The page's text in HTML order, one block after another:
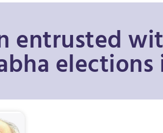
entrusted